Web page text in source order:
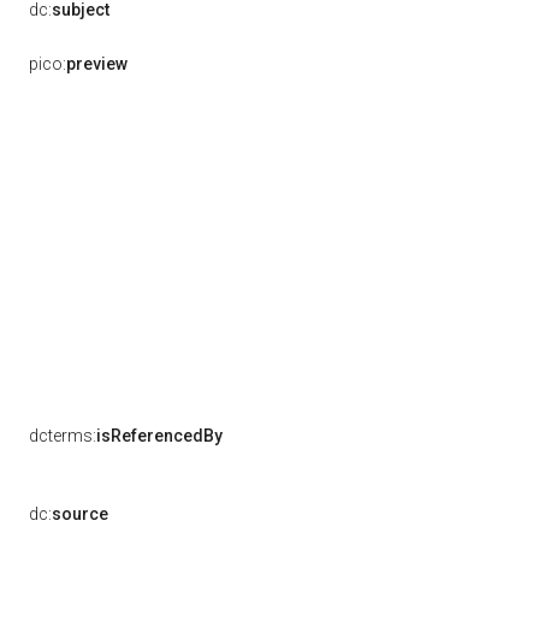
dc:subject
pico:preview
dcterms:isReferencedBy
dc:source